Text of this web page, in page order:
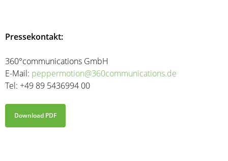
Pressekontakt:
360°communications GmbH
E-Mail: peppermotion@360communications.de
Tel: +49 89 5436994 00
Download PDF